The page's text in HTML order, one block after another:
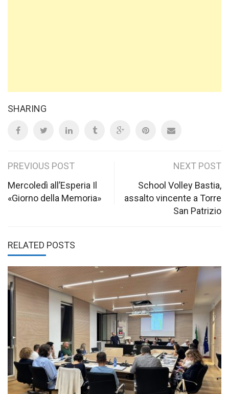
SHARING
Post
navigation
PREVIOUS POST
Mercoledì all’Esperia Il
«Giorno della Memoria»
NEXT POST
School Volley Bastia,
assalto vincente a Torre
San Patrizio
RELATED POSTS